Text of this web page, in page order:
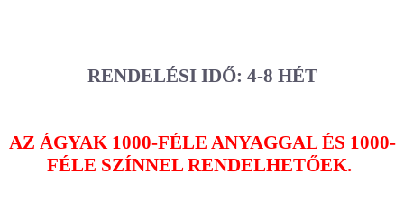
RENDELÉSI IDŐ: 4-8 HÉT
AZ ÁGYAK 1000-FÉLE ANYAGGAL ÉS 1000-
FÉLE SZÍNNEL RENDELHETŐEK.